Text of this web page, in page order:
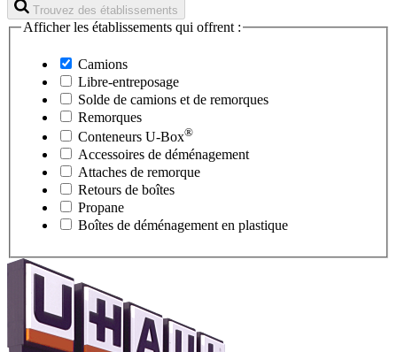
Trouvez des établissements
Afficher les établissements qui offrent :
Camions
Libre-entreposage
Solde de camions et de remorques
Remorques
Conteneurs U-Box®
Accessoires de déménagement
Attaches de remorque
Retours de boîtes
Propane
Boîtes de déménagement en plastique